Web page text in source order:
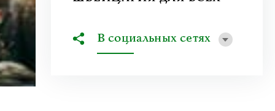
В социальных сетях